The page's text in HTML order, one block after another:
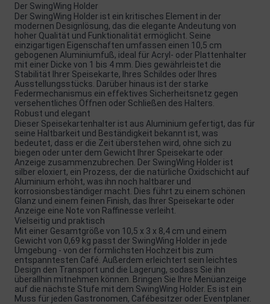
Der SwingWing Holder
Der SwingWing Holder ist ein kritisches Element in der
modernen Designlösung, das die elegante Andeutung von
hoher Qualität und Funktionalität ermöglicht. Seine
einzigartigen Eigenschaften umfassen einen 10,5 cm
gebogenen Aluminiumfuß, ideal für Acryl- oder Plattenhalter
mit einer Dicke von 1 bis 4 mm. Dies gewährleistet die
Stabilität Ihrer Speisekarte, Ihres Schildes oder Ihres
Ausstellungsstücks. Darüber hinaus ist der starke
Federmechanismus ein effektives Sicherheitsnetz gegen
versehentliches Öffnen oder Schließen des Halters.
Robust und elegant
Dieser Speisekartenhalter ist aus Aluminium gefertigt, das für
seine Haltbarkeit und Beständigkeit bekannt ist, was
bedeutet, dass er die Zeit überstehen wird, ohne sich zu
biegen oder unter dem Gewicht Ihrer Speisekarte oder
Anzeige zusammenzubrechen. Der SwingWing Holder ist
silber eloxiert, ein Prozess, der die natürliche Oxidschicht auf
Aluminium erhöht, was ihn noch haltbarer und
korrosionsbeständiger macht. Dies führt zu einem schönen
Glanz und einem feinen Finish, das Ihrer Speisekarte oder
Anzeige eine Note von Raffinesse verleiht.
Vielseitig und praktisch
Mit einer Gesamtgröße von 10,5 x 3 x 8,4 cm und einem
Gewicht von 0,69 kg passt der SwingWing Holder in jede
Umgebung - von der förmlichsten Hochzeit bis zum
entspanntesten Café. Außerdem erleichtert sein leichtes
Design den Transport und die Lagerung, sodass Sie ihn
überallhin mitnehmen können. Bringen Sie Ihre Menüanzeige
auf die nächste Stufe mit dem SwingWing Holder. Es ist ein
Muss für jeden Gastronomen, Cafébesitzer oder Eventplaner.